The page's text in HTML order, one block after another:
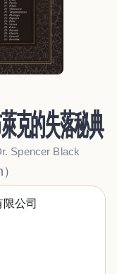
克的失落秘典
Spencer Black
公司